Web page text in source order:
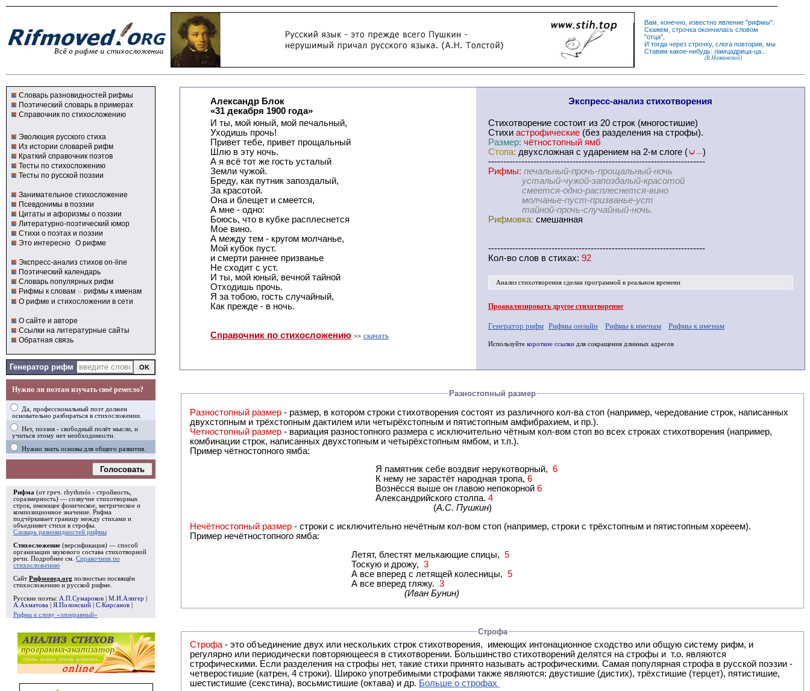
Вам, конечно, известно явление "рифмы".
Скажем, строчка окончилась словом
"отца",
И тогда через строчку, слога повторив, мы
Ставим какое-нибудь: ламцадрица-ца...
(В.Маяковский)
Словарь разновидностей рифмы
Поэтический словарь в примерах
Справочник по стихосложению
Эволюция русского стиха
Из истории словарей рифм
Краткий справочник поэтов
Тесты по стихосложению
Тесты по русской поэзии
Занимательное стихосложение
Псевдонимы в поэзии
Цитаты и афоризмы о поэзии
Литературно-поэтический юмор
Стихи о поэтах и поэзии
Это интересно О рифме
Экспресс-анализ стихов on-line
Поэтический календарь
Словарь популярных рифм
Рифмы к словам и рифмы к именам
О рифме и стихосложении в сети
О сайте и авторе
Ссылки на литературные сайты
Обратная связь
Генератор рифм
Нужно ли поэтам изучать своё ремесло?
Да, профессиональный поэт должен
основательно разбираться в стихосложении.
Нет, поэзия - свободный полёт мысли, и
учиться этому нет необходимости.
Нужно знать основы для общего развития.
Голосовать
Рифма (от греч. rhythmós - стройность,
соразмерность) — созвучие стихотворных
строк, имеющее фоническое, метрическое и
композиционное значение. Рифма
подчёркивает границу между стихами и
объединяет стихи в строфы
Словарь разновидностей рифмы
Стихосложение (версификация) — способ
организации звукового состава стихотворной
речи. Подробнее см. Справочник по
стихосложению
Сайт Рифмовед.org полностью посвящён
стихосложению и русской рифме.
Русские поэты: А.П.Сумароков М.И.Алигер
А.Ахматова
Я.Полонский С.Кирсанов
Рифма к слову «злонравный»
Александр Блок
«31 декабря 1900 года»
И ты, мой юный, мой печальный,
Уходишь прочь!
Привет тебе, привет прощальный
Шлю в эту ночь.
А я всё тот же гость усталый
Земли чужой.
Бреду, как путник запоздалый,
За красотой.
Она и блещет и смеется,
А мне - одно:
Боюсь, что в кубке расплеснется
Мое вино.
А между тем - кругом молчанье,
Мой кубок пуст.
и смерти раннее призванье
Не сходит с уст.
И ты, мой юный, вечной тайной
Отходишь прочь.
Я за тобою, гость случайный,
Как прежде - в ночь.
Справочник по стихосложению >> скачать
Экспресс-анализ стихотворения
Cтихотворение состоит из 20 строк (многостишие)
Стихи астрофические (без разделения на строфы).
Размер: чётностопный ямб
Стопа: двухсложная с ударением на 2-м слоге ( —)
------------------------------------------------------------------------
Рифмы: печальный-прочь-прощальный-ночь
усталый-чужой-запоздалый-красотой
смеется-одно-расплеснется-вино
молчанье-пуст-призванье-уст
тайной-прочь-случайный-ночь.
Рифмовка: смешанная
------------------------------------------------------------------------
Кол-во слов в стихах: 92
Анализ стихотворениясделан программой в реальном времени
Проанализировать другое стихотворение
Генератор рифм Рифмы онлайн Рифмы к именам Рифмы к именам
Используйте короткие ссылки для сокращения длинных адресов
Разностопный размер
Разностопный размер - размер, в котором строки стихотворения состоят из различного кол-ва стоп (например, чередование строк, написанных
двухстопным и трёхстопным дактилем или четырёхстопным и пятистопным амфибрахием, и пр.).
Четностопный размер - вариация разностопного размера с исключительно чётным кол-вом стоп во всех строках стихотворения (например,
комбинации строк, написанных двухстопным и четырёхстопным ямбом, и т.п.).
Пример чётностопного ямба:
Я памятник себе воздвиг нерукотворный, 6
К нему не зарастёт народная тропа, 6
Вознёсся выше он главою непокорной 6
Александрийского столпа. 4
(А.С. Пушкин)
Нечётностопный размер - строки с исключительно нечётным кол-вом стоп (например, строки с трёхстопным и пятистопным хорееем).
Пример нечётностопного ямба:
Летят, блестят мелькающие спицы, 5
Тоскую и дрожу, 3
5
А все вперед гляжу. 3
(Иван Бунин)
Строфа
Строфа- это объединение двух или нескольких строк стихотворения, имеющих интонационное сходство или общую систему рифм, и
регулярно или периодически повторяющееся в стихотворении. Большинство стихотворений делятся на строфы и т.о. являются
строфическими. Если разделения на строфы нет, такие стихи принято называть астрофическими. Самая популярная строфа в русской поэзии -
четверостишие (катрен, 4 строки). Широко употребимыми строфами также являются: двустишие (дистих), трёхстишие (терцет), пятистишие,
шестистишие (секстина), восьмистишие (октава) и др. Больше о строфах